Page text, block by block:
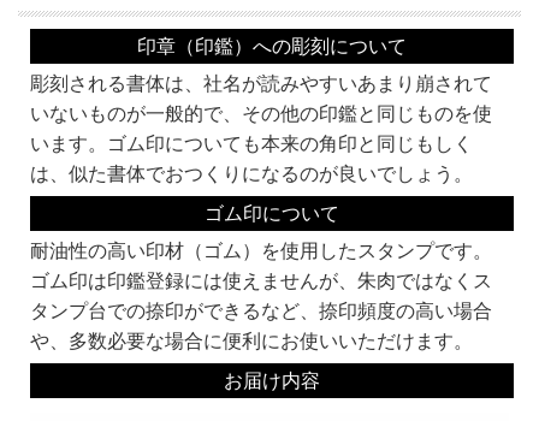
角印にオススメ！
印鑑の文字の読みやすさより、偽造のしにくさや、風格を重視して選ぶとよいでし
ょう。
古印系：
認印に多く使われる書体。
文字の欠けや途切れの風味を加味した書体です。
隷書系：
ハネの形などに特徴がある書体です。
篆書体を書きやすくしたものとも言われます。
印章（印鑑）への彫刻について
彫刻される書体は、社名が読みやすいあまり崩されて
いないものが一般的で、その他の印鑑と同じものを使
います。ゴム印についても本来の角印と同じもしく
は、似た書体でおつくりになるのが良いでしょう。
ゴム印について
耐油性の高い印材（ゴム）を使用したスタンプです。
ゴム印は印鑑登録には使えませんが、朱肉ではなくス
タンプ台での捺印ができるなど、捺印頻度の高い場合
や、多数必要な場合に便利にお使いいただけます。
お届け内容